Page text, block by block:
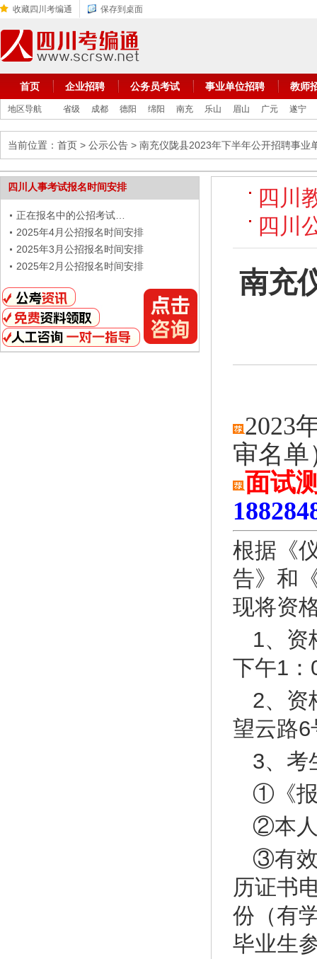
收藏四川考编通 保存到桌面
首页 企业招聘 公务员考试 事业单位招聘 教师
地区导航 省级 成都 德阳 绵阳 南充 乐山 眉山 广元 遂宁
当前位置： 首页 > 公示公告 > 南充仪陇县2023年下半年公开招聘事业
四川人事考试报名时间安排
正在报名中的公招考试…
2025年4月公招报名时间安排
2025年3月公招报名时间安排
2025年2月公招报名时间安排
四川
四川
南充
2023
审名单
面试
根据《
告》和
现将资
1、资
下午1：
2、资
望云路6
3、考
①《
②本人
③有效
历证书
份（有
毕业生